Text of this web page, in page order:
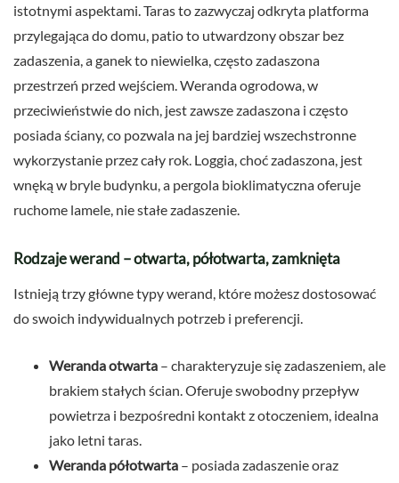
istotnymi aspektami. Taras to zazwyczaj odkryta platforma
przylegająca do domu, patio to utwardzony obszar bez
zadaszenia, a ganek to niewielka, często zadaszona
przestrzeń przed wejściem. Weranda ogrodowa, w
przeciwieństwie do nich, jest zawsze zadaszona i często
posiada ściany, co pozwala na jej bardziej wszechstronne
wykorzystanie przez cały rok. Loggia, choć zadaszona, jest
wnęką w bryle budynku, a pergola bioklimatyczna oferuje
ruchome lamele, nie stałe zadaszenie.
Rodzaje werand – otwarta, półotwarta, zamknięta
Istnieją trzy główne typy werand, które możesz dostosować
do swoich indywidualnych potrzeb i preferencji.
Weranda otwarta – charakteryzuje się zadaszeniem, ale
brakiem stałych ścian. Oferuje swobodny przepływ
powietrza i bezpośredni kontakt z otoczeniem, idealna
jako letni taras.
Weranda półotwarta – posiada zadaszenie oraz